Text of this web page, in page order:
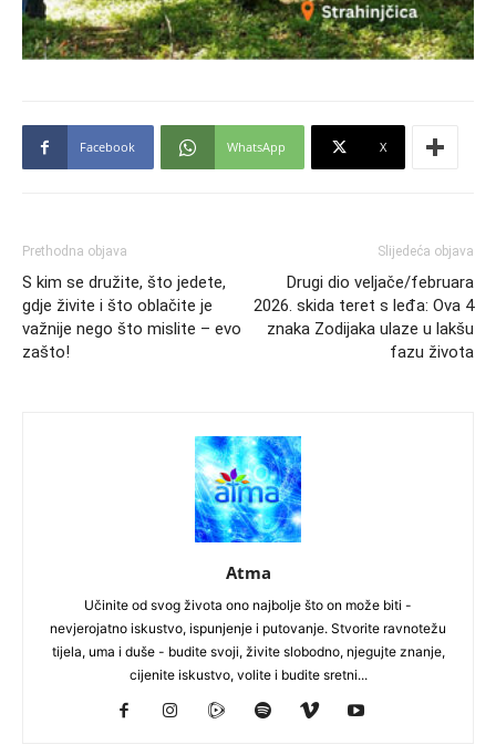
Facebook WhatsApp X
Prethodna objava
S kim se družite, što jedete,
gdje živite i što oblačite je
važnije nego što mislite – evo
zašto!
Slijedeća objava
Drugi dio veljače/februara
2026. skida teret s leđa: Ova 4
znaka Zodijaka ulaze u lakšu
fazu života
Atma
Učinite od svog života ono najbolje što on može biti -
nevjerojatno iskustvo, ispunjenje i putovanje. Stvorite ravnotežu
tijela, uma i duše - budite svoji, živite slobodno, njegujte znanje,
cijenite iskustvo, volite i budite sretni...